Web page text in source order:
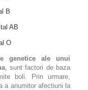
B
AB
O
genetice ale unui
, sunt factori de baza
boli. Prin urmare,
a anumitor afectiuni la